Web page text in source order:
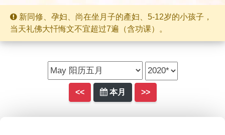
新同修、孕妇、尚在坐月子的產妇、5-12岁的小孩子，
当天礼佛大忏悔文不宜超过7遍（含功课）。
<< 本月 >>